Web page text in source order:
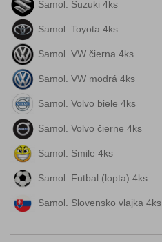
Samol. Suzuki 4ks
Samol. Toyota 4ks
Samol. VW čierna 4ks
Samol. VW modrá 4ks
Samol. Volvo biele 4ks
Samol. Volvo čierne 4ks
Samol. Smile 4ks
Samol. Futbal (lopta) 4ks
Samol. Slovensko vlajka 4ks